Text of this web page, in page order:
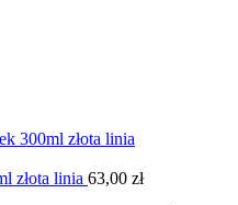
złota linia 63,00 zł